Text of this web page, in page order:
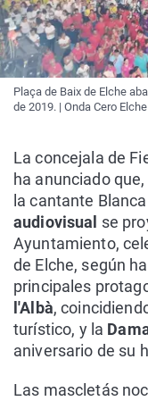
Plaça de Baix de Elche
de 2019. | Onda Cero Elche
La concejala de
ha anunciado
la cantante
audiovisual se
Ayuntamiento,
de Elche, según
principales
l'Albà,
turístico, y la
aniversario de su
Las mascletás